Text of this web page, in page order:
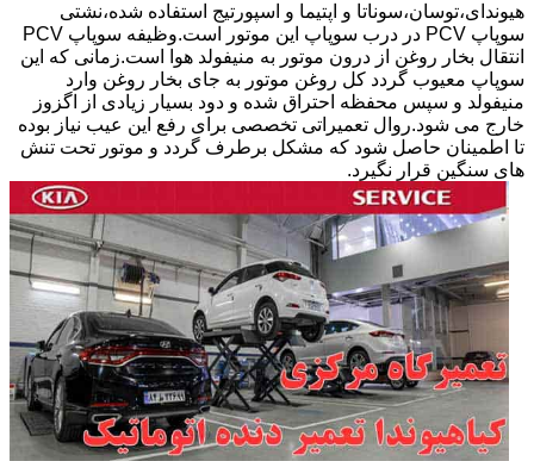
هیوندای،توسان،سوناتا و اپتیما و اسپورتیج استفاده شده،نشتی
سوپاپ PCV در درب سوپاپ این موتور است.وظیفه سوپاپ PCV
انتقال بخار روغن از درون موتور به منیفولد هوا است.زمانی که این
سوپاپ معیوب گردد کل روغن موتور به جای بخار روغن وارد
منیفولد و سپس محفظه احتراق شده و دود بسیار زیادی از اگزوز
خارج می شود.روال تعمیراتی تخصصی برای رفع این عیب نیاز بوده
تا اطمینان حاصل شود که مشکل برطرف گردد و موتور تحت تنش
های سنگین قرار نگیرد.